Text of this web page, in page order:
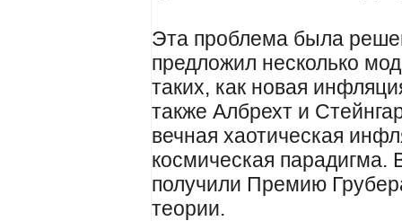
Эта проблема была
предложил несколько
таких, как новая
также Албрехт и
вечная хаотическая
космическая парадигма.
получили Премию
теории.